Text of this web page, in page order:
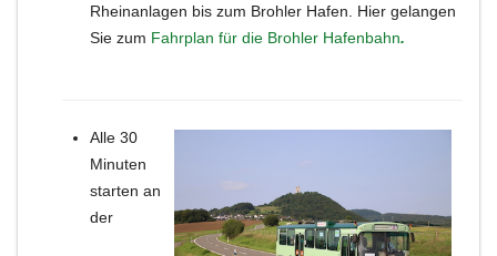
Rheinanlagen bis zum Brohler Hafen. Hier gelangen
Sie zum Fahrplan für die Brohler Hafenbahn.
Alle 30
Minuten
starten an
der